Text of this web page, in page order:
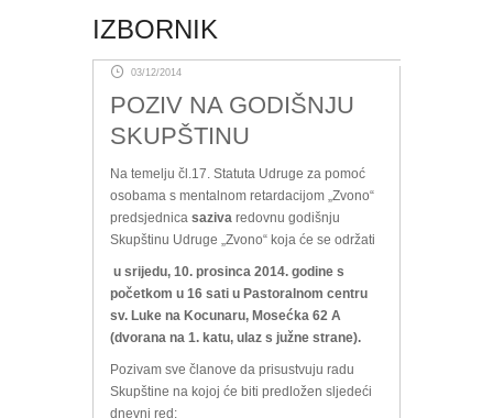
IZBORNIK
03/12/2014
POZIV NA GODIŠNJU
SKUPŠTINU
Na temelju čl.17. Statuta Udruge za pomoć
osobama s mentalnom retardacijom „Zvono“
predsjednica saziva redovnu godišnju
Skupštinu Udruge „Zvono“ koja će se održati
u srijedu, 10. prosinca 2014. godine s
početkom u 16 sati u Pastoralnom centru
sv. Luke na Kocunaru, Mosećka 62 A
(dvorana na 1. katu, ulaz s južne strane).
Pozivam sve članove da prisustvuju radu
Skupštine na kojoj će biti predložen sljedeći
dnevni red: